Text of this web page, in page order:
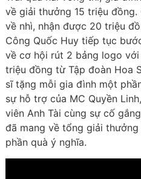
về giải thưởng 15 triệu đồng.
về nhì, nhận được 20 triệu
Công Quốc Huy tiếp tục
về cơ hội rút 2 bảng logo
triệu đồng từ Tập đoàn Hoa
sĩ tặng mỗi gia đình một
sự hỗ trợ của MC Quyền
viên Anh Tài cùng sự cố
đã mang về tổng giải
phần quà ý nghĩa.